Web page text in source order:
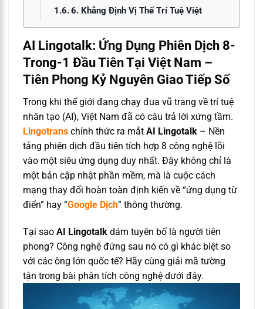
6. Khẳng Định Vị Thế Trí Tuệ Việt
AI Lingotalk: Ứng Dụng Phiên Dịch 8-
Trong-1 Đầu Tiên Tại Việt Nam –
Tiên Phong Kỷ Nguyên Giao Tiếp Số
Trong khi thế giới đang chạy đua vũ trang về trí tuệ
nhân tạo (AI), Việt Nam đã có câu trả lời xứng tầm.
Lingotrans chính thức ra mắt AI Lingotalk – Nền
tảng phiên dịch đầu tiên tích hợp 8 công nghệ lõi
vào một siêu ứng dụng duy nhất. Đây không chỉ là
một bản cập nhật phần mềm, mà là cuộc cách
mạng thay đổi hoàn toàn định kiến về “ứng dụng từ
điển” hay “Google Dịch” thông thường.
Tại sao AI Lingotalk dám tuyên bố là người tiên
phong? Công nghệ đứng sau nó có gì khác biệt so
với các ông lớn quốc tế? Hãy cùng giải mã tường
tận trong bài phân tích công nghệ dưới đây.